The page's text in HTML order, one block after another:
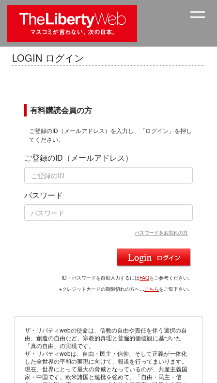
LOGIN ログイン
有料購読会員の方
ご登録のID（メールアドレス）を入力し、「ログイン」を押し
てください。
ご登録のID（メールアドレス）
パスワード
パスワードをお忘れの方
ID・パスワードを自動入力するにはFAQをご参考ください。
※クレジットカードの期限切れの方へ…こちらをご覧下さい。
ザ・リバティwebの使命は、信教の自由や責任を伴う選択の自
由、創造の自由など、宗教的真理と普遍的価値観に基づいた
「真の自由」の実現です。
ザ・リバティwebは、自由・民主・信仰、そして正義が一体化
した全世界の平和の実現に向けて、報道を行ってまいります。
現在、世界にとって最大の脅威となっているのが、共産主義国
家・中国です。欧米諸国と連携を強めて、「自由・民主・信